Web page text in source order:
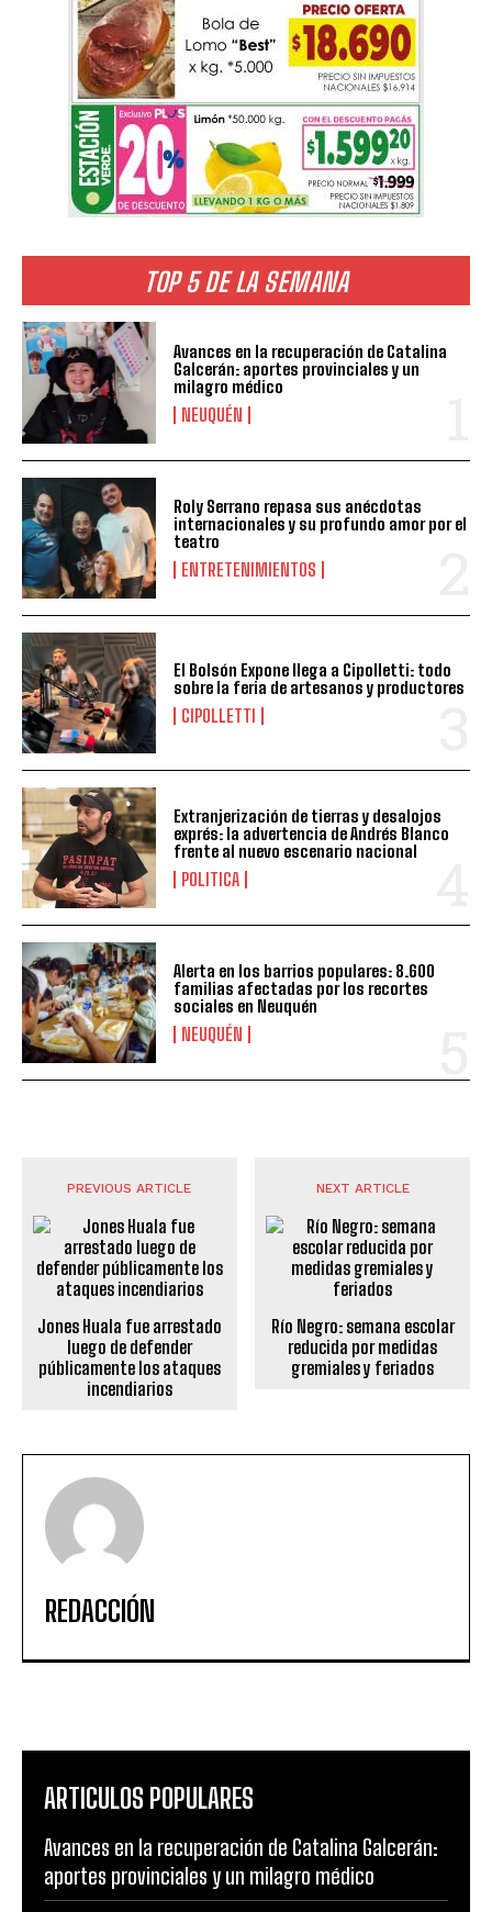
TOP 5 DE LA SEMANA
Avances en la recuperación de Catalina
Galcerán: aportes provinciales y un
milagro médico
NEUQUÉN
Roly Serrano repasa sus anécdotas
internacionales y su profundo amor por el
teatro
ENTRETENIMIENTOS
El Bolsón Expone llega a Cipolletti: todo
sobre la feria de artesanos y productores
CIPOLLETTI
Extranjerización de tierras y desalojos
exprés: la advertencia de Andrés Blanco
frente al nuevo escenario nacional
POLITICA
Alerta en los barrios populares: 8.600
familias afectadas por los recortes
sociales en Neuquén
NEUQUÉN
PREVIOUS ARTICLE
Jones Huala fue arrestado
luego de defender
públicamente los ataques
incendiarios
NEXT ARTICLE
Río Negro: semana escolar
reducida por medidas
gremiales y feriados
REDACCIÓN
ARTICULOS POPULARES
Avances en la recuperación de Catalina Galcerán:
aportes provinciales y un milagro médico